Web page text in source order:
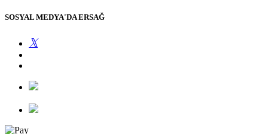
SOSYAL MEDYA'DA ERSAĞ